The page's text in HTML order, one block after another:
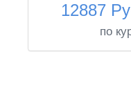
12887
по